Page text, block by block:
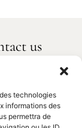
technologies
informations des
permettra de
us
can we
you?
us